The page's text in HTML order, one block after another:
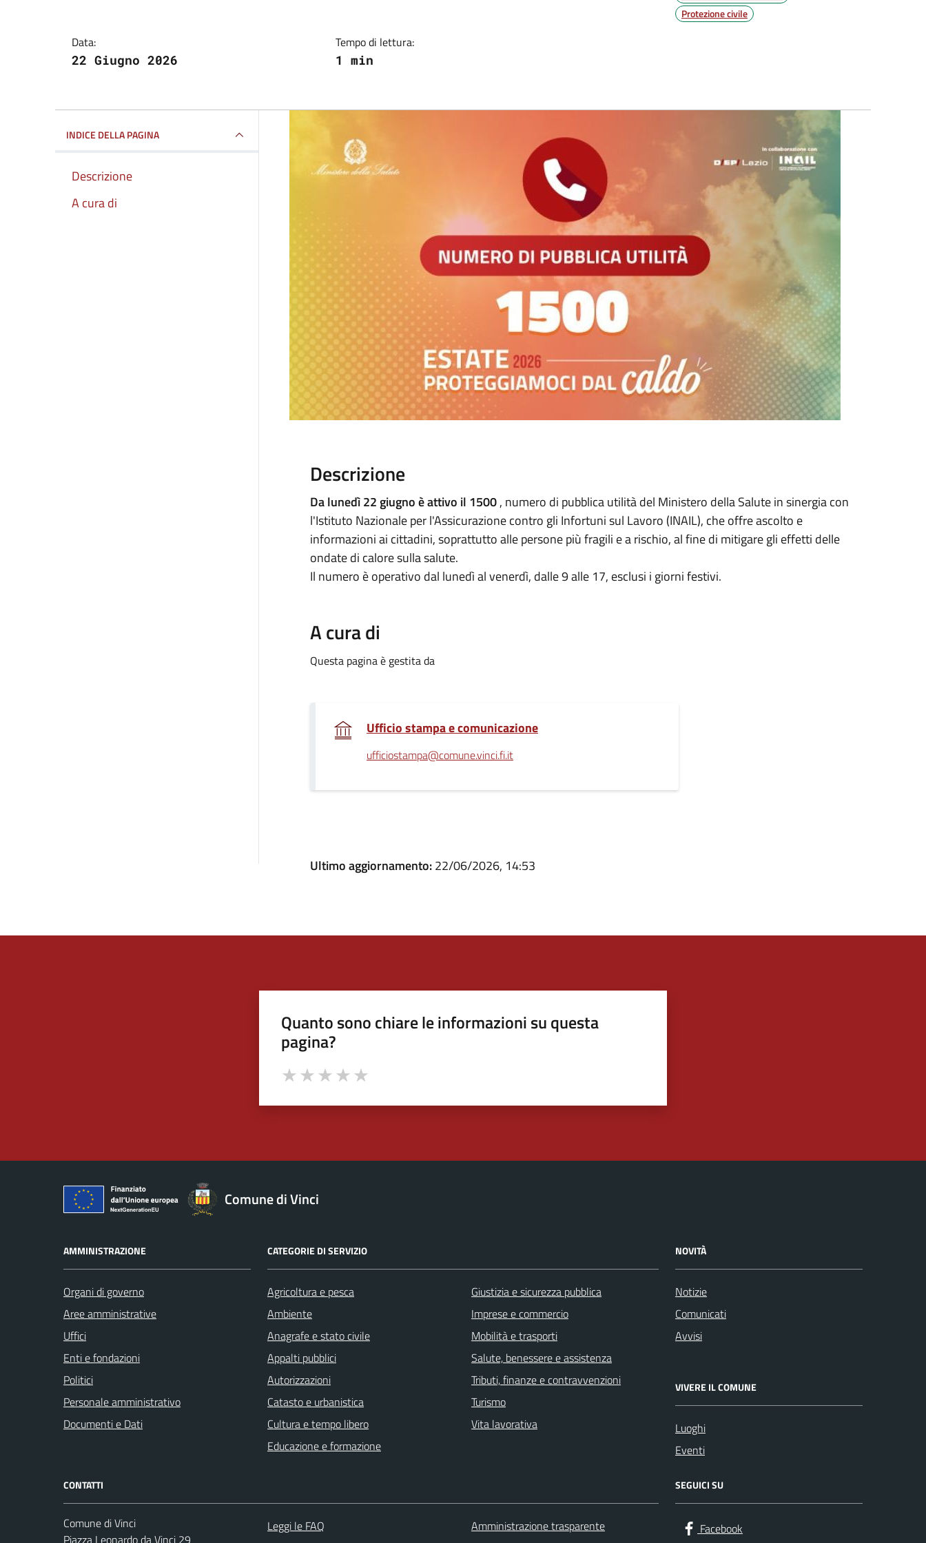
Data:
22 Giugno 2026
Tempo di lettura:
1 min
Protezione civile
INDICE DELLA PAGINA
Descrizione
A cura di
Descrizione
Da lunedì 22 giugno è attivo il 1500, numero di pubblica utilità del Ministero della Salute in sinergia con
l'Istituto Nazionale per l'Assicurazione contro gli Infortuni sul Lavoro (INAIL), che offre ascolto e
informazioni ai cittadini, soprattutto alle persone più fragili e a rischio, al fine di mitigare gli effetti delle
ondate di calore sulla salute.
Il numero è operativo dal lunedì al venerdì, dalle 9 alle 17, esclusi i giorni festivi.
A cura di
Questa pagina è gestita da
Ufficio stampa e comunicazione.
ufficiostampa@comune.vinci.fi.it
Ultimo aggiornamento:22/06/2026, 14:53
Quanto sono chiare le informazioni su questa
pagina?
Comune di Vinci
AMMINISTRAZIONE
Organi di governo
Aree amministrative
Uffici
Enti e fondazioni
Politici
Personale amministrativo
Documenti e Dati
CATEGORIE DI SERVIZIO
Agricoltura e pesca
Ambiente
Anagrafe e stato civile
Appalti pubblici
Autorizzazioni
Catasto e urbanistica
Cultura e tempo libero
Educazione e formazione
Giustizia e sicurezza pubblica
Imprese e commercio
Mobilità e trasporti
Salute, benessere e assistenza
Tributi, finanze e contravvenzioni
Turismo
Vita lavorativa
NOVITÀ
Notizie
Comunicati
Avvisi
VIVERE IL COMUNE
Luoghi
Eventi
CONTATTI
Comune di Vinci
Leggi le FAQ
Amministrazione trasparente
SEGUICI SU
Facebook